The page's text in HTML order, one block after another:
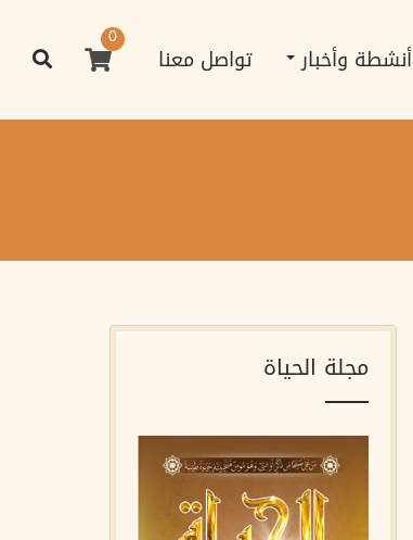
أنشطة وأخبار تواصل معنا
0
مجلة الحياة